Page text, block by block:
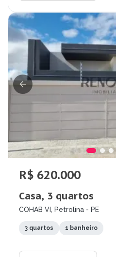
R$ 620.000
Casa, 3 quartos
COHAB VI, Petrolina - PE
3 quartos 1 banheiro